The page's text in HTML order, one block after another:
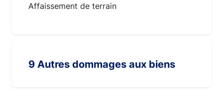
Affaissement de terrain
9 Autres dommages aux biens